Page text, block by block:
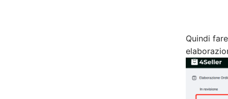
Quindi